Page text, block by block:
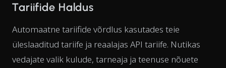
Tariifide Haldus
Automaatne tariifide võrdlus kasutades teie
üleslaaditud tariife ja reaalajas API tariife. Nutikas
vedajate valik kulude, tarneaja ja teenuse nõuete